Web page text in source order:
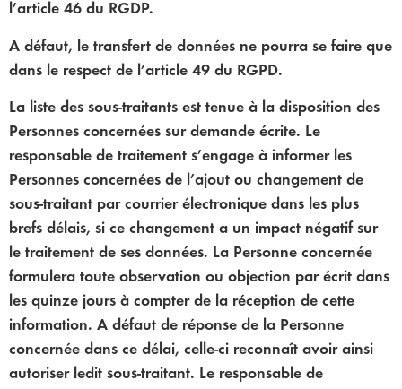
l’article 46 du RGDP.
A défaut, le transfert de données ne pourra se faire que
dans le respect de l’article 49 du RGPD.
La liste des sous-traitants est tenue à la disposition des
Personnes concernées sur demande écrite. Le
responsable de traitement s’engage à informer les
Personnes concernées de l’ajout ou changement de
sous-traitant par courrier électronique dans les plus
brefs délais, si ce changement a un impact négatif sur
le traitement de ses données. La Personne concernée
formulera toute observation ou objection par écrit dans
les quinze jours à compter de la réception de cette
information. A défaut de réponse de la Personne
concernée dans ce délai, celle-ci reconnaît avoir ainsi
autoriser ledit sous-traitant. Le responsable de